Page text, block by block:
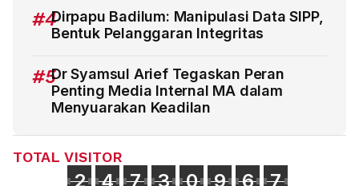
#4Dirpapu Badilum: Manipulasi Data SIPP,
Bentuk Pelanggaran Integritas
#5Dr Syamsul Arief Tegaskan Peran
Penting Media Internal MA dalam
Menyuarakan Keadilan
TOTAL VISITOR
2 4 7 3 0 9 6 7